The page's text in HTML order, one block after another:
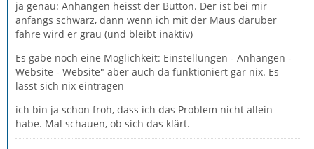
Wenn ich auf den Reiter "Anhänge" klicke kann ich
nichts einfügen
Der ist auch mir inaktiv bzw. ich kann nichts in das
darunter liegende Feld einfügen, wenn ich den Reiter
"Anhänge" aktiviere.
ja genau: Anhängen heisst der Button. Der ist bei mir
anfangs schwarz, dann wenn ich mit der Maus darüber
fahre wird er grau (und bleibt inaktiv)
Es gäbe noch eine Möglichkeit: Einstellungen - Anhängen -
Website - Website" aber auch da funktioniert gar nix. Es
lässt sich nix eintragen
ich bin ja schon froh, dass ich das Problem nicht allein
habe. Mal schauen, ob sich das klärt.